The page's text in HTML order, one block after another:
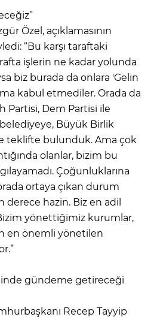
Özel, açıklamasının
“Bu karşı taraftaki
işlerin ne kadar yolunda
biz burada da onlara 'Gelin
kabul etmediler. Orada da
Partisi, Dem Partisi ile
Büyük Birlik
teklifte bulunduk. Ama çok
olanlar, bizim bu
Çoğunluklarına
ortaya çıkan durum
derece hazin. Biz en adil
yönettiğimiz kurumlar,
en önemli yönetilen
gündeme getireceği
Recep Tayyip